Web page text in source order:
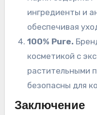
ингредиенты и
обеспечивая
100% Pure.
косметикой с
растительными
безопасны для
Заключение